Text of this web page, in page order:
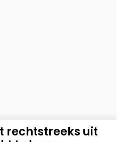
rechtstreeks uit